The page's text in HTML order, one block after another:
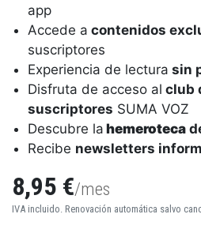
app
Accede a contenidos
suscriptores
Experiencia de lectura sin
Disfruta de acceso al club
suscriptores SUMA VOZ
Descubre la hemeroteca
Recibe newsletters
8,95 €/mes
IVA incluido. Renovación automática salvo